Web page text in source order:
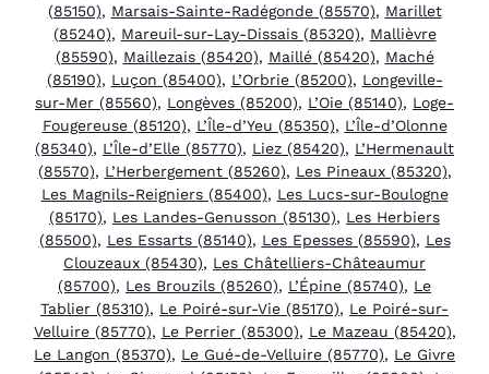
(85150), Marsais-Sainte-Radégonde (85570), Marillet
(85240), Mareuil-sur-Lay-Dissais (85320), Mallièvre
(85590), Maillezais (85420), Maillé (85420), Maché
(85190), Luçon (85400), L’Orbrie (85200), Longeville-
sur-Mer (85560), Longèves (85200), L’Oie (85140), Loge-
Fougereuse (85120), L’Île-d’Yeu (85350), L’Île-d’Olonne
(85340), L’Île-d’Elle (85770), Liez (85420), L’Hermenault
(85570), L’Herbergement (85260), Les Pineaux (85320),
Les Magnils-Reigniers (85400), Les Lucs-sur-Boulogne
(85170), Les Landes-Genusson (85130), Les Herbiers
(85500), Les Essarts (85140), Les Epesses (85590), Les
Clouzeaux (85430), Les Châtelliers-Châteaumur
(85700), Les Brouzils (85260), L’Épine (85740), Le
Tablier (85310), Le Poiré-sur-Vie (85170), Le Poiré-sur-
Velluire (85770), Le Perrier (85300), Le Mazeau (85420),
Le Langon (85370), Le Gué-de-Velluire (85770), Le Givre